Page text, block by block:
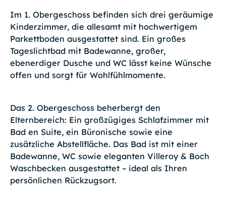
Im 1. Obergeschoss befinden sich drei geräumige
Kinderzimmer, die allesamt mit hochwertigem
Parkettboden ausgestattet sind. Ein großes
Tageslichtbad mit Badewanne, großer,
ebenerdiger Dusche und WC lässt keine Wünsche
offen und sorgt für Wohlfühlmomente.
Das 2. Obergeschoss beherbergt den
Elternbereich: Ein großzügiges Schlafzimmer mit
Bad en Suite, ein Büronische sowie eine
zusätzliche Abstellfläche. Das Bad ist mit einer
Badewanne, WC sowie eleganten Villeroy & Boch
Waschbecken ausgestattet – ideal als Ihren
persönlichen Rückzugsort.